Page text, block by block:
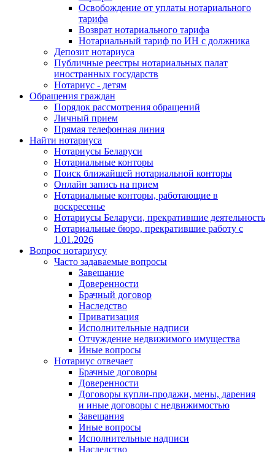
Освобождение от уплаты нотариального
тарифа
Возврат нотариального тарифа
Нотариальный тариф по ИН с должника
Депозит нотариуса
Публичные реестры нотариальных палат
иностранных государств
Нотариус - детям
Обращения граждан
Порядок рассмотрения обращений
Личный прием
Прямая телефонная линия
Найти нотариуса
Нотариусы Беларуси
Нотариальные конторы
Поиск ближайшей нотариальной конторы
Онлайн запись на прием
Нотариальные конторы, работающие в
воскресенье
Нотариусы Беларуси, прекратившие деятельность
Нотариальные бюро, прекратившие работу с
1.01.2026
Вопрос нотариусу
Часто задаваемые вопросы
Завещание
Доверенности
Брачный договор
Наследство
Приватизация
Исполнительные надписи
Отчуждение недвижимого имущества
Иные вопросы
Нотариус отвечает
Брачные договоры
Доверенности
Договоры купли-продажи, мены, дарения
и иные договоры с недвижимостью
Завещания
Иные вопросы
Исполнительные надписи
Наследство